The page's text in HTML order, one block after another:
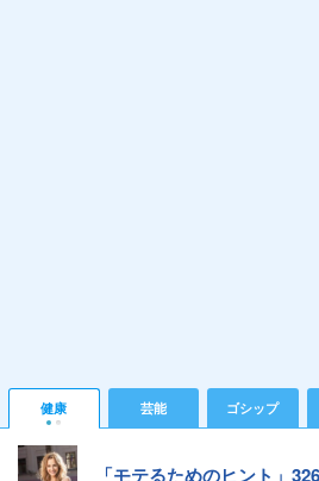
健康 芸能 ゴシップ
「モテるためのヒント」